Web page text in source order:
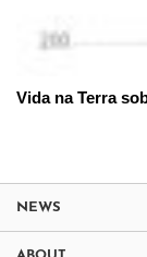
Vida na Terra
NEWS